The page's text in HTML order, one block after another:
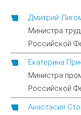
Дмитрий
Министра
Российской
Екатерина
Министра
Российской
Анастасия